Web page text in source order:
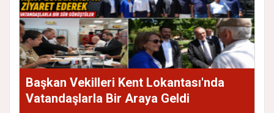
Başkan Vekilleri Kent Lokantası'nda
Vatandaşlarla Bir Araya Geldi